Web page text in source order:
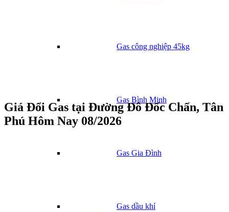
Gas công nghiệp 45kg
Gas Bình Minh
Gas Gia Đình
Gas dầu khí
Giá Đổi Gas tại Đường Đô Đốc Chấn, Tân
Phú Hôm Nay 08/2026